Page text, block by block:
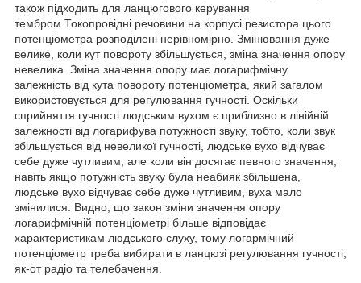
також підходить для ланцюгового керування
тембром.Токопровідні речовини на корпусі резистора цього
потенціометра розподілені нерівномірно. Змінювання дуже
велике, коли кут повороту збільшується, зміна значення опору
невелика. Зміна значення опору має логарифмічну
залежність від кута повороту потенціометра, який загалом
використовується для регулювання гучності. Оскільки
сприйняття гучності людським вухом є приблизно в лінійній
залежності від логарифува потужності звуку, тобто, коли звук
збільшується від невеликої гучності, людське вухо відчуває
себе дуже чутливим, але коли він досягає певного значення,
навіть якщо потужність звуку була неабияк збільшена,
людське вухо відчуває себе дуже чутливим, вуха мало
змінилися. Видно, що закон зміни значення опору
логарифмічній потенціометрі більше відповідає
характеристикам людського слуху, тому логармічний
потенціометр треба вибирати в ланцюзі регулювання гучності,
як-от радіо та телебачення.